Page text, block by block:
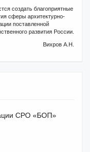
создать благоприятные
сферы архитектурно-
поставленной
развития России.
Вихров А.Н.
СРО «БОП»